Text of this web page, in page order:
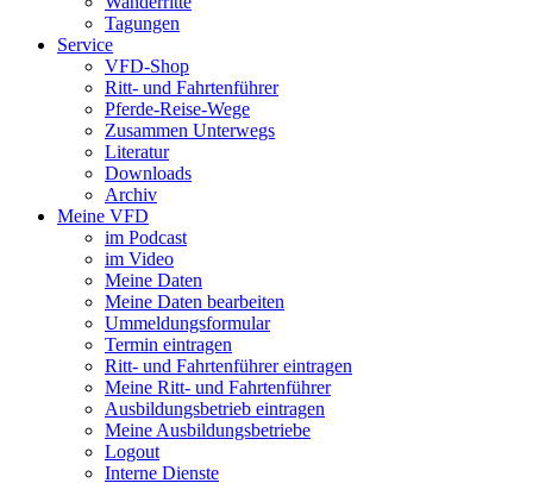
Tagungen
Service
VFD-Shop
Ritt- und Fahrtenführer
Pferde-Reise-Wege
Zusammen Unterwegs
Literatur
Downloads
Archiv
Meine VFD
im Podcast
im Video
Meine Daten
Meine Daten bearbeiten
Ummeldungsformular
Termin eintragen
Ritt- und Fahrtenführer eintragen
Meine Ritt- und Fahrtenführer
Ausbildungsbetrieb eintragen
Meine Ausbildungsbetriebe
Logout
Interne Dienste